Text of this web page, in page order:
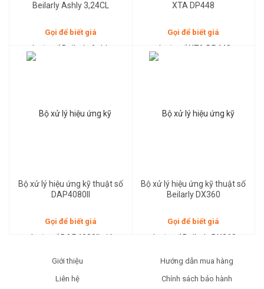
Beilarly Ashly 3,24CL
Gọi để biết giá
XTA DP448
Gọi để biết giá
Bộ xử lý hiệu ứng kỹ thuật số
DAP4080II
Gọi để biết giá
Bộ xử lý hiệu ứng kỹ thuật số
Beilarly DX360
Gọi để biết giá
Giới thiệu
Liên hệ
Hướng dẫn mua hàng
Chính sách bảo hành